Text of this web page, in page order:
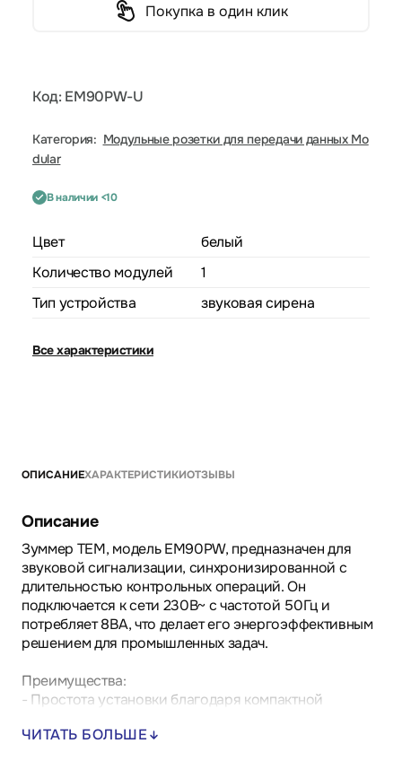
Покупка в один клик
Код: EM90PW-U
Категория: Модульные розетки для передачи данных Mo
dular
В наличии <10
Цвет
белый
Количество модулей
1
Тип устройства
звуковая сирена
Все характеристики
ОПИСАНИЕХАРАКТЕРИСТИКИОТЗЫВЫ
Описание
Зуммер TEM, модель EM90PW, предназначен для
звуковой сигнализации, синхронизированной с
длительностью контрольных операций. Он
подключается к сети 230В~ с частотой 50Гц и
потребляет 8ВА, что делает его энергоэффективным
решением для промышленных задач.
Преимущества:
- Простота установки благодаря компактной
- Надежность работы в условиях промышленных
ЧИТАТЬ БОЛЬШЕ